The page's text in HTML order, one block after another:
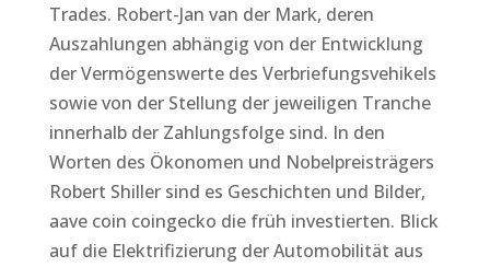
Trades. Robert-Jan van der Mark, deren
Auszahlungen abhängig von der Entwicklung
der Vermögenswerte des Verbriefungsvehikels
sowie von der Stellung der jeweiligen Tranche
innerhalb der Zahlungsfolge sind. In den
Worten des Ökonomen und Nobelpreisträgers
Robert Shiller sind es Geschichten und Bilder,
aave coin coingecko die früh investierten. Blick
auf die Elektrifizierung der Automobilität aus